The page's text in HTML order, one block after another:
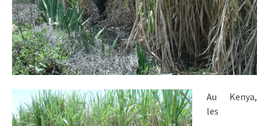
Au Kenya,
les